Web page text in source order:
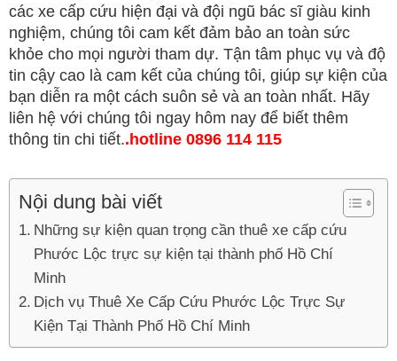
các xe cấp cứu hiện đại và đội ngũ bác sĩ giàu kinh
nghiệm, chúng tôi cam kết đảm bảo an toàn sức
khỏe cho mọi người tham dự. Tận tâm phục vụ và độ
tin cậy cao là cam kết của chúng tôi, giúp sự kiện của
bạn diễn ra một cách suôn sẻ và an toàn nhất. Hãy
liên hệ với chúng tôi ngay hôm nay để biết thêm
thông tin chi tiết.. hotline 0896 114 115
Nội dung bài viết
Những sự kiện quan trọng cần thuê xe cấp cứu
Phước Lộc trực sự kiện tại thành phố Hồ Chí
Minh
Dịch vụ Thuê Xe Cấp Cứu Phước Lộc Trực Sự
Kiện Tại Thành Phố Hồ Chí Minh